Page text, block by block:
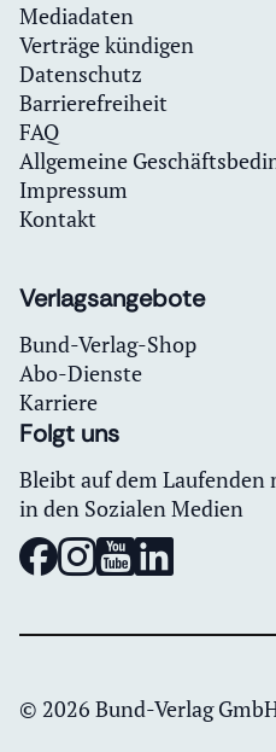
Mediadaten
Verträge kündigen
Datenschutz
Barrierefreiheit
FAQ
Allgemeine
Impressum
Kontakt
Verlagsangebote
Bund-Verlag-Shop
Abo-Dienste
Karriere
Folgt uns
Bleibt auf dem
in den Sozialen Medien
© 2026 Bund-Verlag